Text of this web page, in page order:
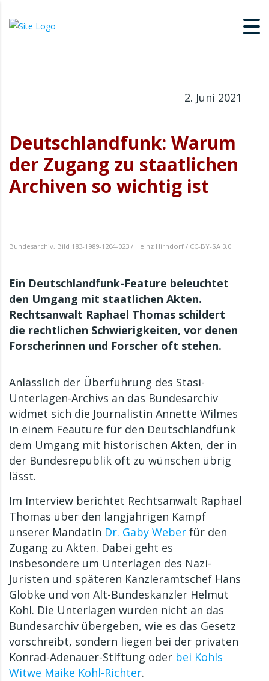
2. Juni 2021
Deutschlandfunk: Warum
der Zugang zu staatlichen
Archiven so wichtig ist
Bundesarchiv, Bild 183-1989-1204-023 / Heinz Hirndorf / CC-BY-SA 3.0
Ein Deutschlandfunk-Feature beleuchtet
den Umgang mit staatlichen Akten.
Rechtsanwalt Raphael Thomas schildert
die rechtlichen Schwierigkeiten, vor denen
Forscherinnen und Forscher oft stehen.
Anlässlich der Überführung des Stasi-
Unterlagen-Archivs an das Bundesarchiv
widmet sich die Journalistin Annette Wilmes
in einem Feauture für den Deutschlandfunk
dem Umgang mit historischen Akten, der in
der Bundesrepublik oft zu wünschen übrig
lässt.
Im Interview berichtet Rechtsanwalt Raphael
Thomas über den langjährigen Kampf
unserer Mandatin Dr. Gaby Weber für den
Zugang zu Akten. Dabei geht es
insbesondere um Unterlagen des Nazi-
Juristen und späteren Kanzleramtschef Hans
Globke und von Alt-Bundeskanzler Helmut
Kohl. Die Unterlagen wurden nicht an das
Bundesarchiv übergeben, wie es das Gesetz
vorschreibt, sondern liegen bei der privaten
Konrad-Adenauer-Stiftung oder bei Kohls
Witwe Maike Kohl-Richter.